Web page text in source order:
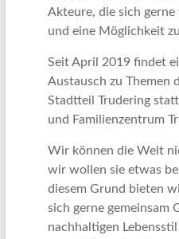
Akteure, die sich
und eine Möglichkeit
Seit April 2019 findet
Austausch zu Themen
Stadtteil Trudering
und Familienzentrum
Wir können die Welt
wir wollen sie etwas
diesem Grund bieten
sich gerne gemeinsam
nachhaltigen